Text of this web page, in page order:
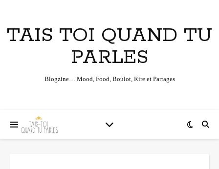
TAIS TOI QUAND TU
PARLES
Blogzine… Mood, Food, Boulot, Rire et Partages